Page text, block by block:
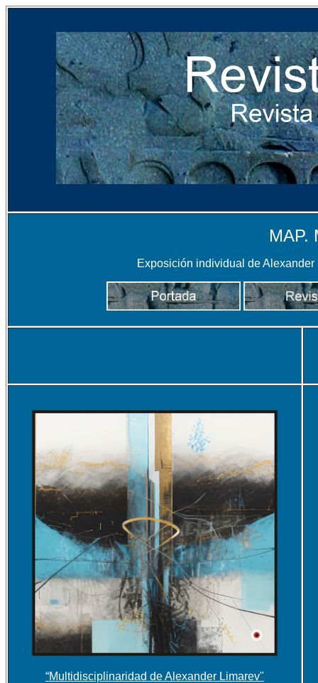
MAP.
Exposición individual de
“Multidisciplinaridad de Alexander Limarev"